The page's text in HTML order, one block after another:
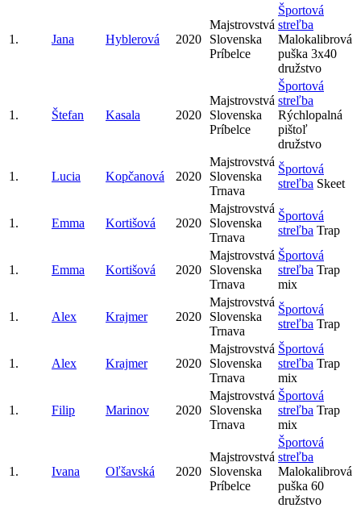
1. Jana Hyblerová 2020
Majstrovstvá
Slovenska
Príbelce
Športová
streľba
Malokalibrová
puška 3x40
družstvo
1. Štefan Kasala 2020
Majstrovstvá
Slovenska
Príbelce
Športová
streľba
Rýchlopalná
pištoľ
družstvo
1. Lucia Kopčanová 2020
Majstrovstvá
Slovenska
Trnava
Športová
streľba Skeet
1. Emma Kortišová 2020
Majstrovstvá
Slovenska
Trnava
Športová
streľba Trap
1. Emma Kortišová 2020
Majstrovstvá
Slovenska
Trnava
Športová
streľba Trap
mix
1. Alex Krajmer 2020
Majstrovstvá
Slovenska
Trnava
Športová
streľba Trap
1. Alex Krajmer 2020
Majstrovstvá
Slovenska
Trnava
Športová
streľba Trap
mix
1. Filip Marinov 2020
Majstrovstvá
Slovenska
Trnava
Športová
streľba Trap
mix
1. Ivana Oľšavská 2020
Majstrovstvá
Slovenska
Príbelce
Športová
streľba
Malokalibrová
puška 60
družstvo